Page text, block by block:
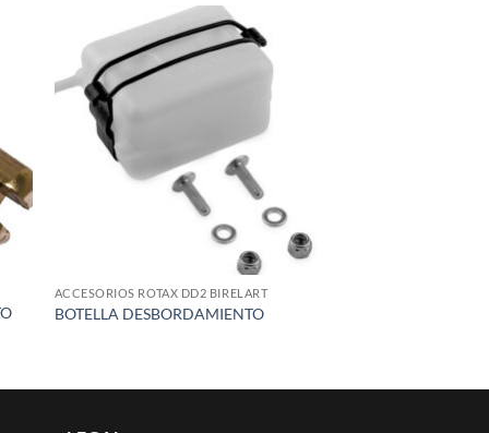
Add to
wishlist
ACCESORIOS ROTAX DD2 BIRELART
BOTELLA DESBORDAMIENTO